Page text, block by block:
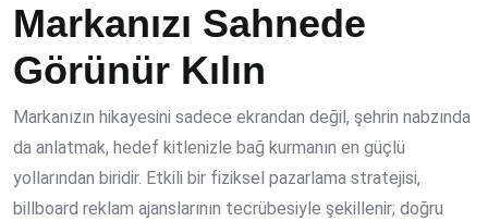
Markanızı Sahnede
Görünür Kılın
Markanızın hikayesini sadece ekrandan değil, şehrin nabzında
da anlatmak, hedef kitlenizle bağ kurmanın en güçlü
yollarından biridir. Etkili bir fiziksel pazarlama stratejisi,
billboard reklam ajanslarının tecrübesiyle şekillenir; doğru